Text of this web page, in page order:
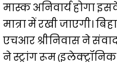
मास्क अनिवार्य होगा
मात्रा में रखी जाएगी।
एचआर श्रीनिवास ने
ने स्ट्रांग रूम